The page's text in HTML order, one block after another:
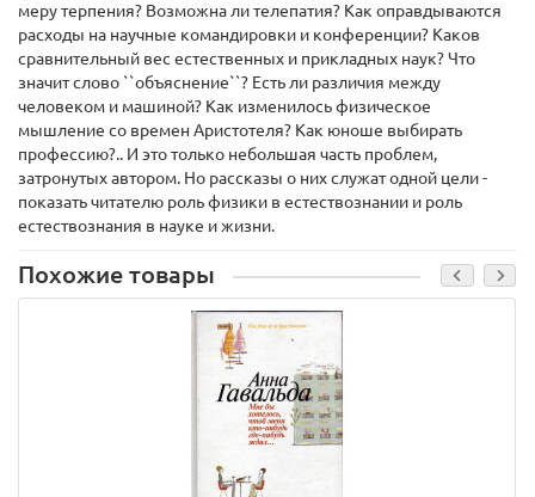
меру терпения? Возможна ли телепатия? Как оправдываются
расходы на научные командировки и конференции? Каков
сравнительный вес естественных и прикладных наук? Что
значит слово ``объяснение``? Есть ли различия между
человеком и машиной? Как изменилось физическое
мышление со времен Аристотеля? Как юноше выбирать
профессию?.. И это только небольшая часть проблем,
затронутых автором. Но рассказы о них служат одной цели -
показать читателю роль физики в естествознании и роль
естествознания в науке и жизни.
Похожие товары